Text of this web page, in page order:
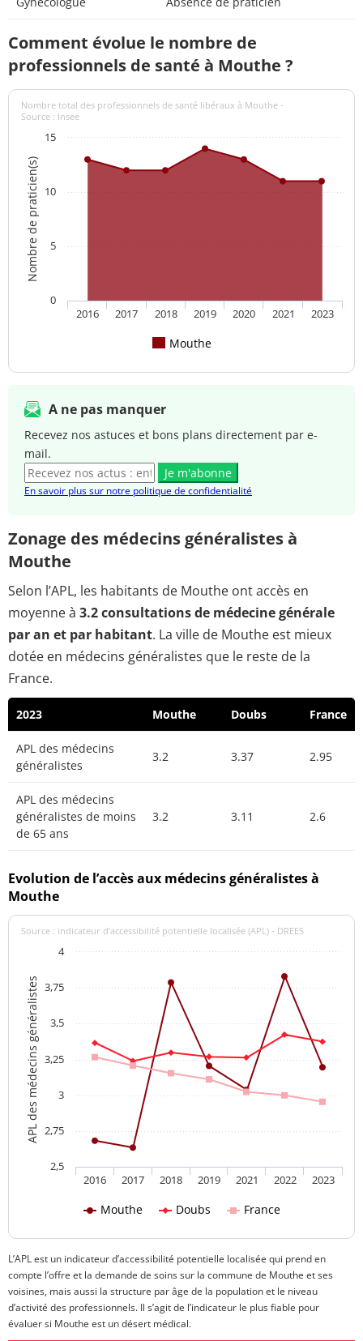
Comment évolue le nombre de
professionnels de santé à Mouthe ?
Nombre de praticien(s)
Nombre total des professionnels de santé libéraux à Mouthe -
Source : Insee
Mouthe
2016 2017 2018 2019 2020 2021 2023
0
5
10
15
A ne pas manquer
Recevez nos astuces et bons plans directement par e-
mail.
Je m'abonne
En savoir plus sur notre politique de confidentialité
Zonage des médecins généralistes à
Mouthe
Selon l’APL, les habitants de Mouthe ont accès en
moyenne à 3.2 consultations de médecine générale
par an et par habitant. La ville de Mouthe est mieux
dotée en médecins généralistes que le reste de la
France.
2023 Mouthe Doubs France
APL des médecins
généralistes
3.2 3.37 2.95
APL des médecins
généralistes de moins
de 65 ans
3.2 3.11 2.6
Evolution de l’accès aux médecins généralistes à
Mouthe
APL des médecins généralistes
Source : indicateur d’accessibilité potentielle localisée (APL) - DREES
Mouthe Doubs France
2016 2017 2018 2019 2021 2022 2023
2,5
2,75
3
3,25
3,5
3,75
4
L’APL est un indicateur d’accessibilité potentielle localisée qui prend en
compte l’offre et la demande de soins sur la commune de Mouthe et ses
voisines, mais aussi la structure par âge de la population et le niveau
d’activité des professionnels. Il s’agit de l’indicateur le plus fiable pour
évaluer si Mouthe est un désert médical.